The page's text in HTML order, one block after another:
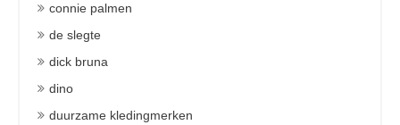
connie palmen
de slegte
dick bruna
dino
duurzame kledingmerken